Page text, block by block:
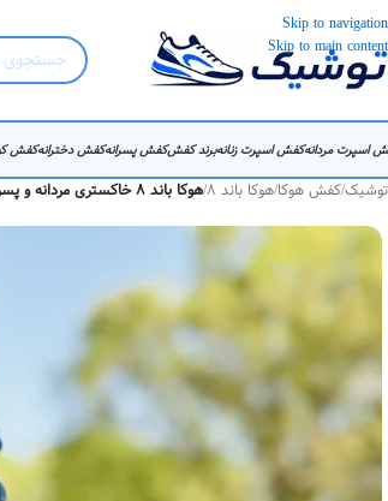
Skip to navigation
Skip to main content
اسپرت مردانهکفش اسپرت زنانهبرند کفشکفش پسرانهکفش دخترانهکفش
توشیک/کفش هوکا/هوکا باند 8 /هوکا باند 8 خاکستری مردانه و پسرانه